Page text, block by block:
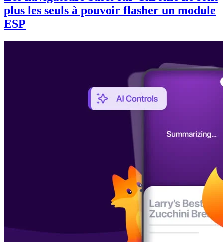
plus les seuls à pouvoir flasher un module
ESP